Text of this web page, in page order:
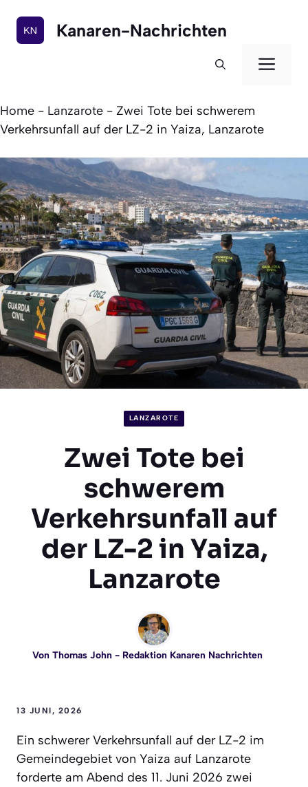
Inhalt
springen
Kanaren-Nachrichten
Home - Lanzarote - Zwei Tote bei schwerem
Verkehrsunfall auf der LZ-2 in Yaiza, Lanzarote
LANZAROTE
Zwei Tote bei
schwerem
Verkehrsunfall auf
der LZ-2 in Yaiza,
Lanzarote
Von Thomas John- Redaktion Kanaren Nachrichten
13 JUNI, 2026
Ein schwerer Verkehrsunfall auf der LZ-2 im
Gemeindegebiet von Yaiza auf Lanzarote
forderte am Abend des 11. Juni 2026 zwei